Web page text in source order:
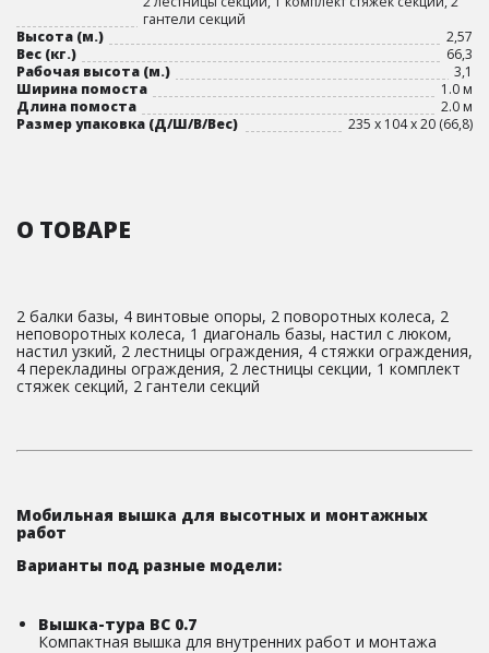
гантели секций
Высота (м.)
2,57
Вес (кг.)
66,3
Рабочая высота (м.)
3,1
Ширина помоста
1.0 м
Длина помоста
2.0 м
Размер упаковка (Д/Ш/В/Вес)
235 х 104 х 20 (66,8)
О ТОВАРЕ
2 балки базы, 4 винтовые опоры, 2 поворотных колеса, 2
неповоротных колеса, 1 диагональ базы, настил с люком,
настил узкий, 2 лестницы ограждения, 4 стяжки ограждения,
4 перекладины ограждения, 2 лестницы секции, 1 комплект
стяжек секций, 2 гантели секций
Мобильная вышка для высотных и монтажных
работ
Варианты под разные модели:
Вышка-тура ВС 0.7
Компактная вышка для внутренних работ и монтажа